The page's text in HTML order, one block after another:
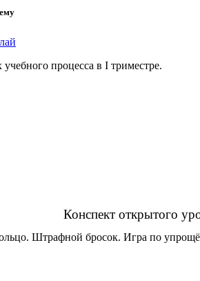
процесса в I триместре.
Конспект открытого
Штрафной бросок. Игра по